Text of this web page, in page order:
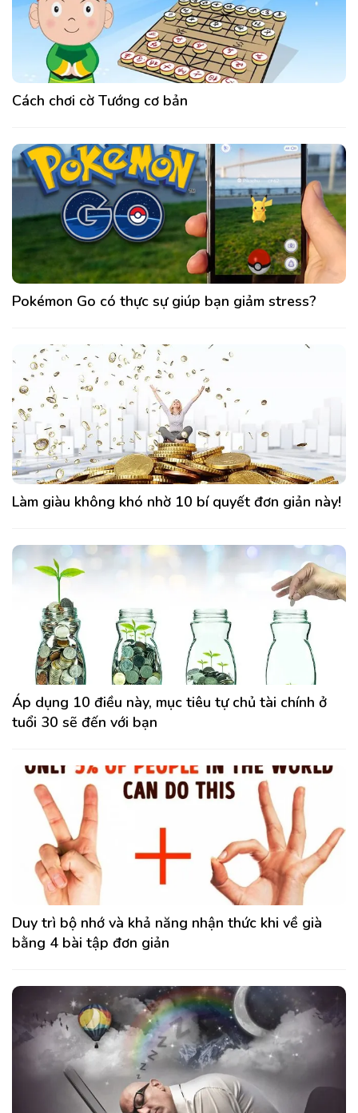
Cách chơi cờ Tướng cơ bản
Pokémon Go có thực sự giúp bạn giảm stress?
Làm giàu không khó nhờ 10 bí quyết đơn giản này!
Áp dụng 10 điều này, mục tiêu tự chủ tài chính ở
tuổi 30 sẽ đến với bạn
Duy trì bộ nhớ và khả năng nhận thức khi về già
bằng 4 bài tập đơn giản